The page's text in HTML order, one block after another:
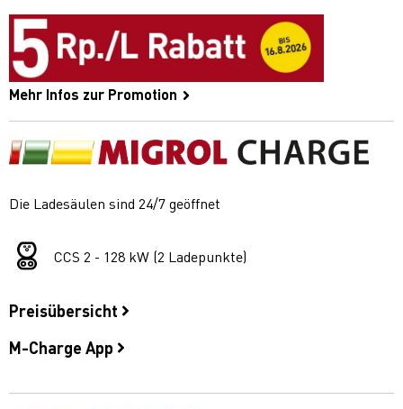
Mehr Infos zur Promotion
Die Ladesäulen sind 24/7 geöffnet
CCS 2 - 128 kW (2 Ladepunkte)
Preisübersicht
M-Charge App